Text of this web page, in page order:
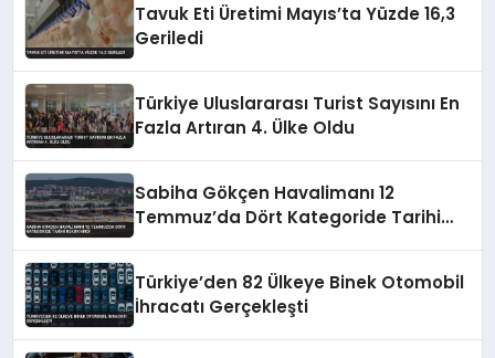
Tavuk Eti Üretimi Mayıs’ta Yüzde 16,3
Geriledi
Türkiye Uluslararası Turist Sayısını En
Fazla Artıran 4. Ülke Oldu
Sabiha Gökçen Havalimanı 12
Temmuz’da Dört Kategoride Tarihi
Türkiye’den 82 Ülkeye Binek Otomobil
İhracatı Gerçekleşti